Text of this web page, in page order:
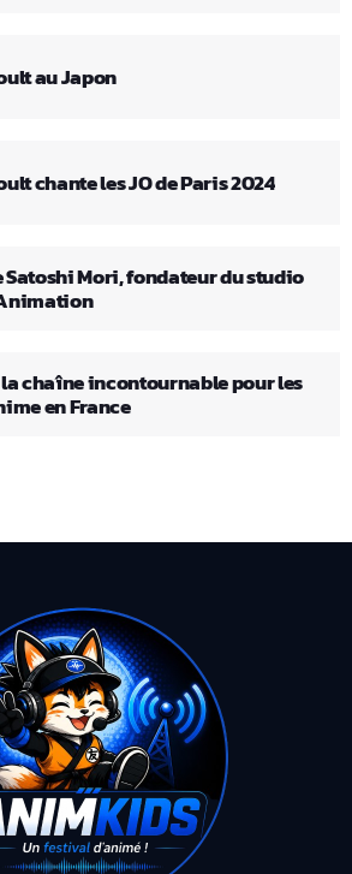
au Japon
chante les JO de Paris 2024
Satoshi Mori, fondateur du studio
la chaîne incontournable pour les
en France